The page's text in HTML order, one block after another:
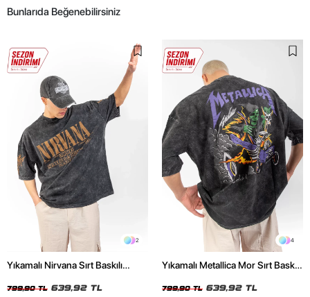
Bunlarıda Beğenebilirsiniz
2
Yıkamalı Nirvana Sırt Baskılı
799,90 TL 639,92 TL
4
Yıkamalı Metallica Mor Sırt Baskılı
799,90 TL 639,92 TL